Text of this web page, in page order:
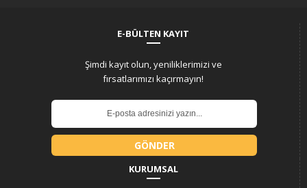
E-BÜLTEN KAYIT
Şimdi kayıt olun, yeniliklerimizi ve
fırsatlarımızı kaçırmayın!
GÖNDER
KURUMSAL